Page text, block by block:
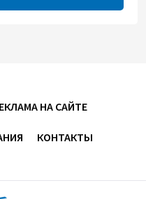
рынок и вводит
торговлю –
НА САЙТЕ
КОНТАКТЫ